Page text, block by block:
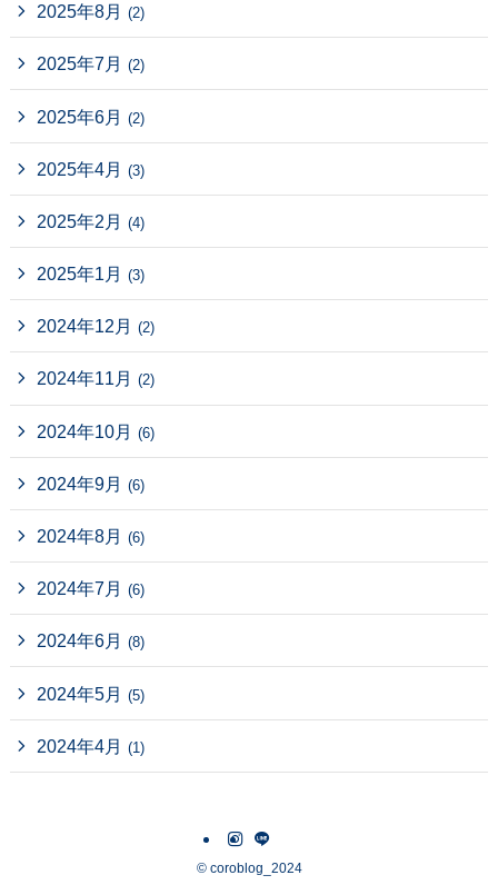
2025年8月 (2)
2025年7月 (2)
2025年6月 (2)
2025年4月 (3)
2025年2月 (4)
2025年1月 (3)
2024年12月 (2)
2024年11月 (2)
2024年10月 (6)
2024年9月 (6)
2024年8月 (6)
2024年7月 (6)
2024年6月 (8)
2024年5月 (5)
2024年4月 (1)
©coroblog_2024